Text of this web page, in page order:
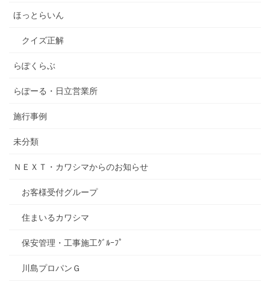
ほっとらいん
クイズ正解
らぽくらぶ
らぽーる・日立営業所
施行事例
未分類
ＮＥＸＴ・カワシマからのお知らせ
お客様受付グループ
住まいるカワシマ
保安管理・工事施工ｸﾞﾙｰﾌﾟ
川島プロパンＧ